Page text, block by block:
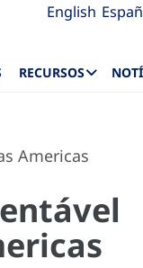
English
RECURSOS
Americas